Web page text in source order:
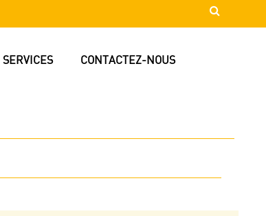
SERVICES CONTACTEZ-NOUS